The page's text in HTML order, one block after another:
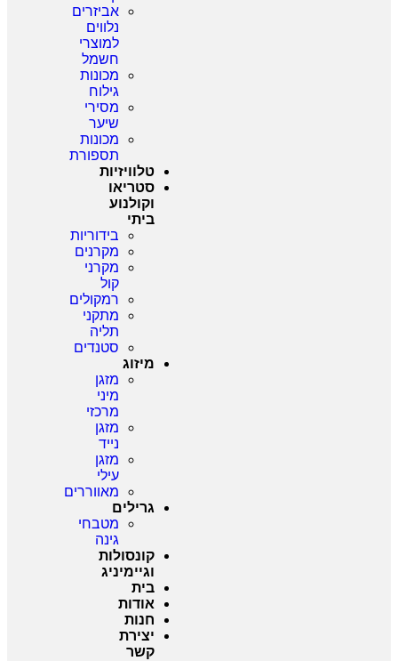
אביזרים
נלווים
למוצרי
חשמל
מכונות
גילוח
מסירי
שיער
מכונות
תספורת
טלוויזיות
סטריאו
וקולנוע
ביתי
בידוריות
מקרנים
מקרני
קול
רמקולים
מתקני
תליה
סטנדים
מיזוג
מזגן
מיני
מרכזי
מזגן
נייד
מזגן
עילי
מאווררים
גרילים
מטבחי
גינה
קונסולות
וגיימיניג
בית
אודות
חנות
יצירת
קשר